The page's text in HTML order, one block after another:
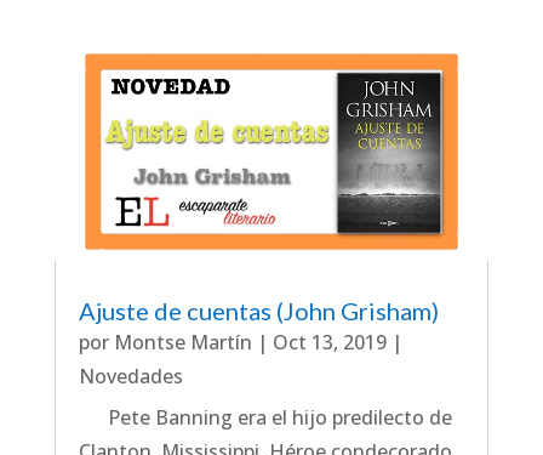
Ajuste de cuentas (John Grisham)
por Montse Martín | Oct 13, 2019|
Novedades
Pete Banning era el hijo predilecto de